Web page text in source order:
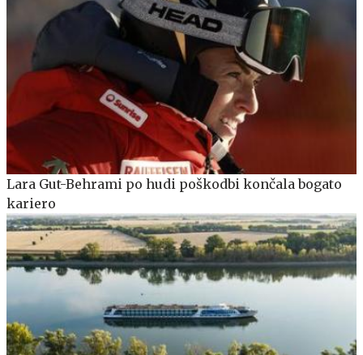
Lara Gut-Behrami po hudi poškodbi končala bogato
kariero